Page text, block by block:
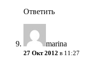
Ответить
marina
27 Окт 2012 в 11:27